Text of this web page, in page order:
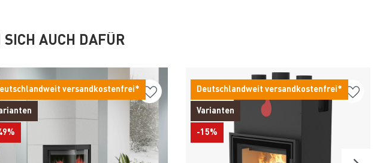
AUCH DAFÜR
versandkostenfrei* Deutschlandweit versandkostenfrei*
Varianten
-15%